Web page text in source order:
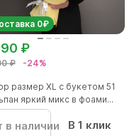
0₽
₽ -24%
₽
размер XL с букетом 51
яркий микс в фоами...
в наличии В 1 клик